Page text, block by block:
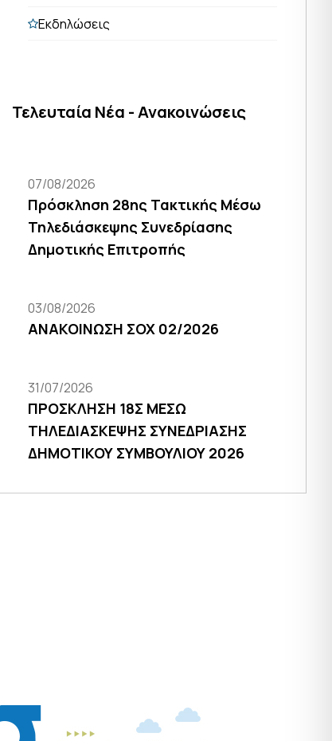
Εκδηλώσεις
Τελευταία Νέα - Ανακοινώσεις
07/08/2026
Πρόσκληση 28ης Τακτικής Μέσω
Τηλεδιάσκεψης Συνεδρίασης
Δημοτικής Επιτροπής
03/08/2026
ΑΝΑΚΟΙΝΩΣΗ ΣΟΧ 02/2026
31/07/2026
ΠΡΟΣΚΛΗΣΗ 18Σ ΜΕΣΩ
ΤΗΛΕΔΙΑΣΚΕΨΗΣ ΣΥΝΕΔΡΙΑΣΗΣ
ΔΗΜΟΤΙΚΟΥ ΣΥΜΒΟΥΛΙΟΥ 2026